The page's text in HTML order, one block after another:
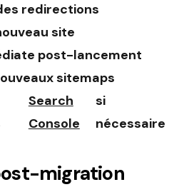
redirections
site
post-lancement
sitemaps
Search
Console
si
nécessaire
migration